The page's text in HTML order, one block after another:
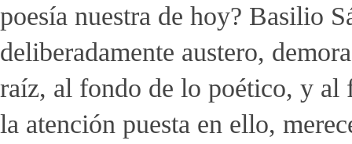
poesía nuestra de hoy? Basilio
deliberadamente austero,
raíz, al fondo de lo poético, y al
la atención puesta en ello,